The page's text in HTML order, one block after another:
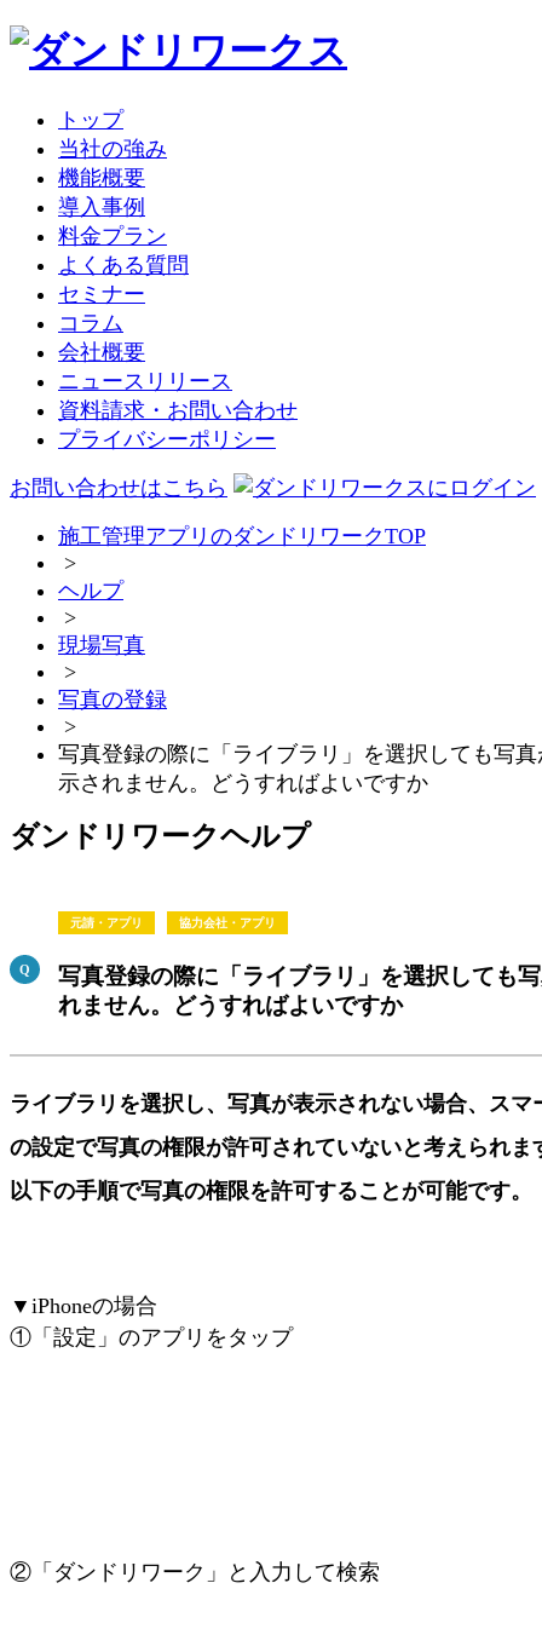
トップ
当社の強み
機能概要
導入事例
料金プラン
よくある質問
セミナー
コラム
会社概要
ニュースリリース
資料請求・お問い合わせ
プライバシーポリシー
お問い合わせはこちら
施工管理アプリのダンドリワークTOP
>
ヘルプ
>
現場写真
>
写真の登録
>
写真登録の際に「ライブラリ」を選択しても写真
示されません。どうすればよいですか
ダンドリワークヘルプ
元請・アプリ 協力会社・アプリ
写真登録の際に「ライブラリ」を選択しても
れません。どうすればよいですか
ライブラリを選択し、写真が表示されない場合、スマ
の設定で写真の権限が許可されていないと考えられま
以下の手順で写真の権限を許可することが可能です。
▼iPhoneの場合
①「設定」のアプリをタップ
②「ダンドリワーク」と入力して検索